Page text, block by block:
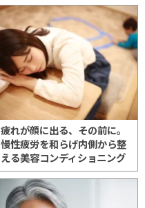
疲れが顔に出る、その前に。
慢性疲労を和らげ内側から整
える美容コンディショニング